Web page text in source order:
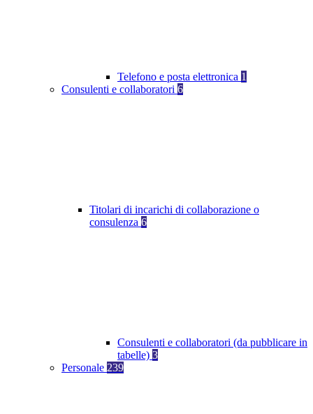
Telefono e posta elettronica 1
Consulenti e collaboratori 6
Titolari di incarichi di collaborazione o
consulenza 6
Consulenti e collaboratori (da pubblicare in
tabelle) 3
Personale 239